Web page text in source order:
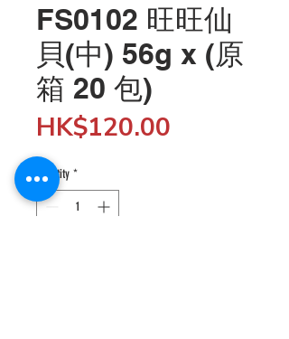
FS0102 旺旺仙
貝(中) 56g x (原
箱 20 包)
HK$120.00
Quantity *